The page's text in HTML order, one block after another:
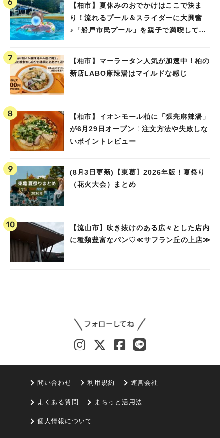
【柏市】夏休みのおでかけはここで決ま
り！流れるプール＆スライダーに大興奮
♪「船戸市民プール」を親子で満喫してき
【柏市】マーラータン人気が加速中！柏の
新店LABO麻辣湯はマイルドな感じ
【柏市】イオンモール柏に「張亮麻辣湯」
が6月29日オープン！注文方法や失敗しな
いポイントレビュー
(8月3日更新)【東葛】2026年版！夏祭り
（花火大会）まとめ
【流山市】吹き抜けのある広々とした店内
に種類豊富なパン♡≪サフラン丘の上店≫
問い合わせ 利用規約 運営会社
よくある質問 まちっと活用法
個人情報について